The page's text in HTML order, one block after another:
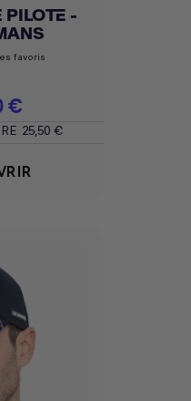
PILOTE -
favoris
€
25,50 €